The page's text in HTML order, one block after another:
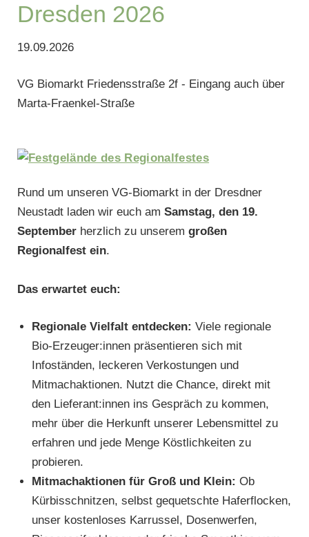
Dresden 2026
19.09.2026
VG Biomarkt Friedensstraße 2f - Eingang auch über
Marta-Fraenkel-Straße
Rund um unseren VG-Biomarkt in der Dresdner
Neustadt laden wir euch am Samstag, den 19.
September herzlich zu unserem großen
Regionalfest ein.
Das erwartet euch:
Regionale Vielfalt entdecken: Viele regionale
Bio-Erzeuger:innen präsentieren sich mit
Infoständen, leckeren Verkostungen und
Mitmachaktionen. Nutzt die Chance, direkt mit
den Lieferant:innen ins Gespräch zu kommen,
mehr über die Herkunft unserer Lebensmittel zu
erfahren und jede Menge Köstlichkeiten zu
probieren.
Mitmachaktionen für Groß und Klein: Ob
Kürbisschnitzen, selbst gequetschte Haferflocken,
unser kostenloses Karrussel, Dosenwerfen,